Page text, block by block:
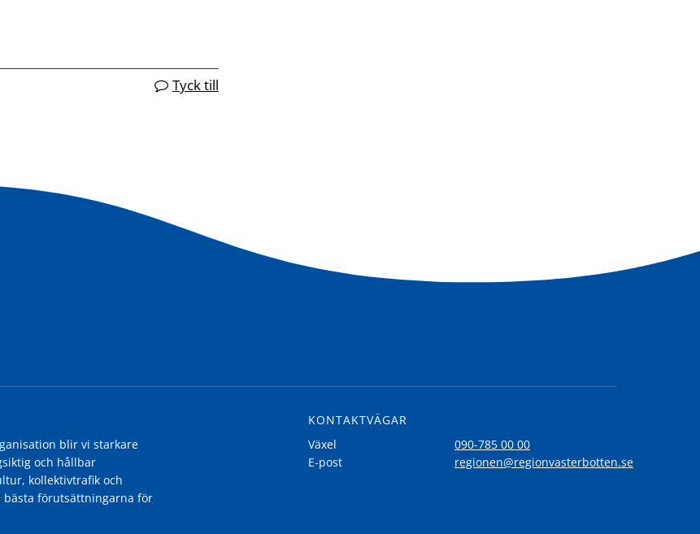
Tyck till
blir vi starkare
och hållbar
kollektivtrafik och
bästa förutsättningarna för
KONTAKTVÄGAR
Växel
090-785 00 00
E-post
regionen@regionvasterbotten.se